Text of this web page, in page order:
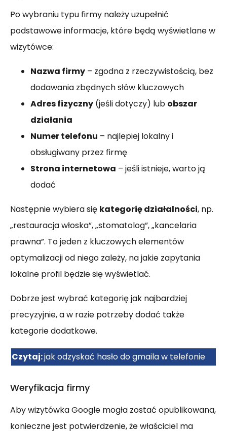
Po wybraniu typu firmy należy uzupełnić
podstawowe informacje, które będą wyświetlane w
wizytówce:
Nazwa firmy – zgodna z rzeczywistością, bez
dodawania zbędnych słów kluczowych
Adres fizyczny (jeśli dotyczy) lub obszar
działania
Numer telefonu – najlepiej lokalny i
obsługiwany przez firmę
Strona internetowa – jeśli istnieje, warto ją
dodać
Następnie wybiera się kategorię działalności, np.
„restauracja włoska”, „stomatolog”, „kancelaria
prawna”. To jeden z kluczowych elementów
optymalizacji od niego zależy, na jakie zapytania
lokalne profil będzie się wyświetlać.
Dobrze jest wybrać kategorię jak najbardziej
precyzyjnie, a w razie potrzeby dodać także
kategorie dodatkowe.
Czytaj:jak odzyskać hasło do gmaila w telefonie
Weryfikacja firmy
Aby wizytówka Google mogła zostać opublikowana,
konieczne jest potwierdzenie, że właściciel ma